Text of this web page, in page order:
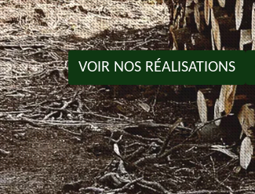
VOIR NOS RÉALISATIONS